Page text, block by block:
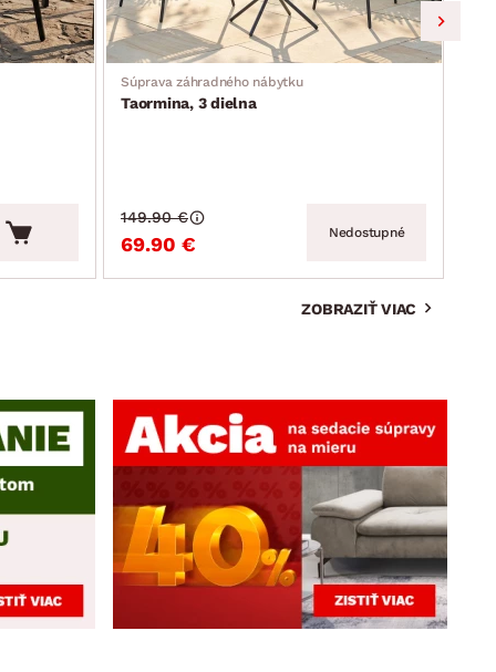
Súprava záhradného nábytku
Taormina, 3 dielna
69.90 €
149.90 €
Nedostupné
ZOBRAZIŤ VIAC